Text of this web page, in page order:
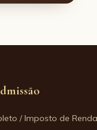
/ Imposto de Renda